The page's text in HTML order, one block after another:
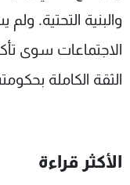
والبنية التحتية.
الاجتماعات سوى
الثقة الكاملة
الأكثر قراءة